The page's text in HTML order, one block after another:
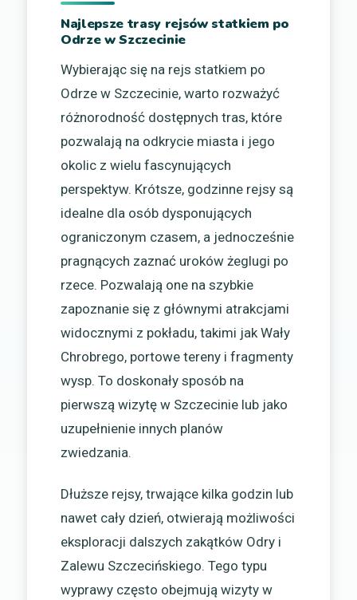
Najlepsze trasy rejsów statkiem po
Odrze w Szczecinie
Wybierając się na rejs statkiem po
Odrze w Szczecinie, warto rozważyć
różnorodność dostępnych tras, które
pozwalają na odkrycie miasta i jego
okolic z wielu fascynujących
perspektyw. Krótsze, godzinne rejsy są
idealne dla osób dysponujących
ograniczonym czasem, a jednocześnie
pragnących zaznać uroków żeglugi po
rzece. Pozwalają one na szybkie
zapoznanie się z głównymi atrakcjami
widocznymi z pokładu, takimi jak Wały
Chrobrego, portowe tereny i fragmenty
wysp. To doskonały sposób na
pierwszą wizytę w Szczecinie lub jako
uzupełnienie innych planów
zwiedzania.
Dłuższe rejsy, trwające kilka godzin lub
nawet cały dzień, otwierają możliwości
eksploracji dalszych zakątków Odry i
Zalewu Szczecińskiego. Tego typu
wyprawy często obejmują wizyty w